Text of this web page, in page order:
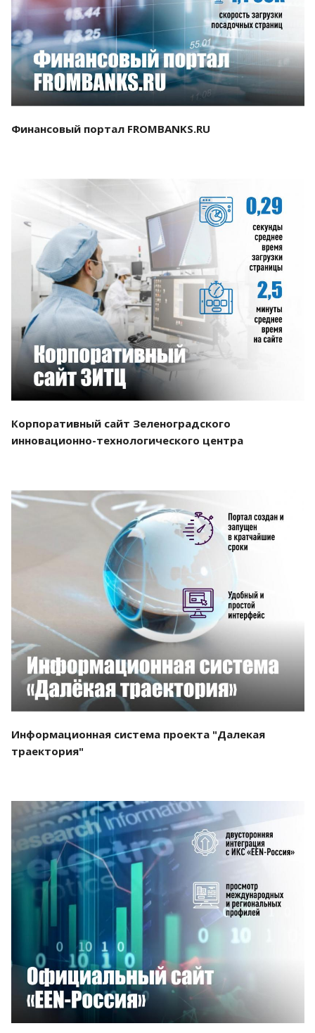
Смотреть проект
Финансовый портал FROMBANKS.RU
Смотреть проект
Корпоративный сайт Зеленоградского
инновационно-технологического центра
Смотреть проект
Информационная система проекта "Далекая
траектория"
Смотреть проект